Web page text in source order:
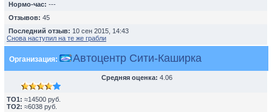
Нормо-час: ---
Отзывов: 45
Последний отзыв: 10 сен 2015, 14:43
Снова наступил на те же грабли
Организация: Автоцентр Сити-Каширка
Средняя оценка: 4.06
TO1: ≈14500 руб.
TO2: ≈6038 руб.